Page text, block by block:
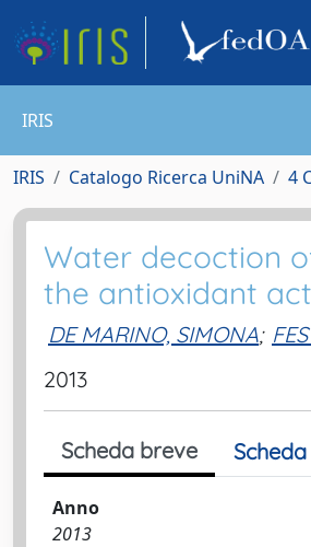
IRIS
IRIS Catalogo Ricerca UniNA 4
Water decoction
the antioxidant
DE MARINO, SIMONA;
2013
Scheda breve
Anno
2013